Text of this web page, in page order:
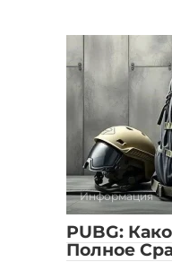
Информация
PUBG:
Полное